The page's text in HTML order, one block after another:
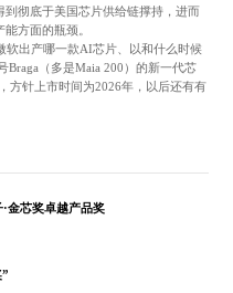
彻底于美国芯片供给链撑持，进而
方面的瓶颈。
软出产哪一款AI芯片、以和什么时候
Braga（多是Maia 200）的新一代芯
方针上市时间为2026年，以后还有有
金芯奖卓越产品奖